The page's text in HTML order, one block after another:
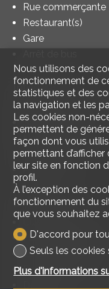
Rue commerçante
Restaurant(s)
Gare
Intérieur
Sans ascenseur
Salle de bain
Non meublé
Lumineux
Avec cachet
Equipement
Plaques
Lave-vaisselle
Buanderie
Nous utilisons des
fonctionnement de
statistiques et des
la navigation et les
Les cookies non-
permettent de
façon dont vous
permettant
leur site en fonction
profil.
À l’exception des
fonctionnement du
que vous souhaitez
D'accord pour
Seuls les
Plus d'informations